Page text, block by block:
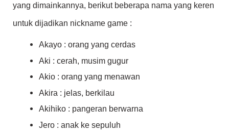
yang dimainkannya, berikut beberapa nama yang keren
untuk dijadikan nickname game :
Akayo : orang yang cerdas
Aki : cerah, musim gugur
Akio : orang yang menawan
Akira : jelas, berkilau
Akihiko : pangeran berwarna
Jero : anak ke sepuluh